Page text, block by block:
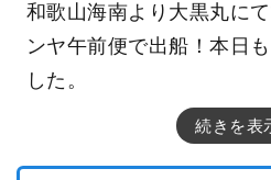
和歌山海南より大黒丸に
ンヤ午前便で出船！本日
した。
続きを表